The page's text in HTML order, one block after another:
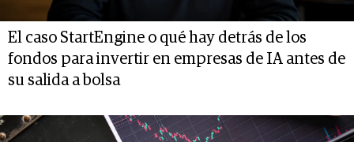
El caso StartEngine o qué hay detrás de los
fondos para invertir en empresas de IA antes de
su salida a bolsa